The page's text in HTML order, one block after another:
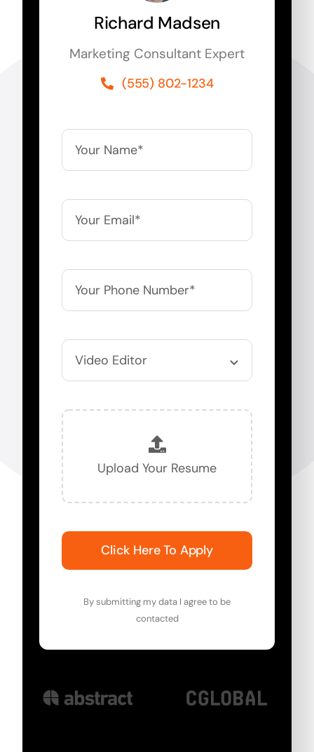
Richard Madsen
Marketing Consultant Expert
(555) 802-1234
Click Here To Apply
By submitting my data I agree to be
contacted